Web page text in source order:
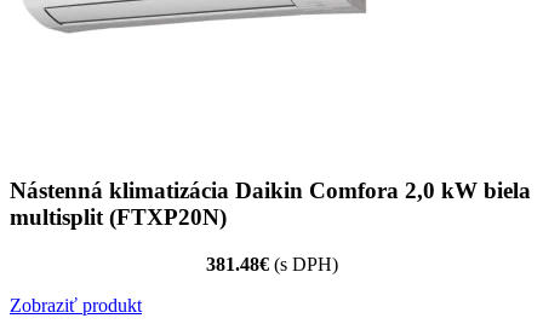
Nástenná klimatizácia Daikin Comfora 2,0 kW biela
multisplit (FTXP20N)
381.48€(s DPH)
Zobraziť produkt